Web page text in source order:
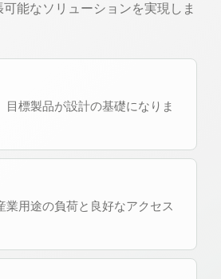
能なソリューションを実現しま
標製品が設計の基礎になりま
用途の負荷と良好なアクセス